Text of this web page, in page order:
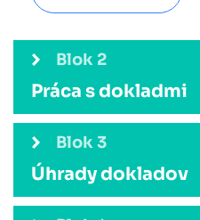
Blok 2
Práca s dokladmi
Blok 3
Úhrady dokladov